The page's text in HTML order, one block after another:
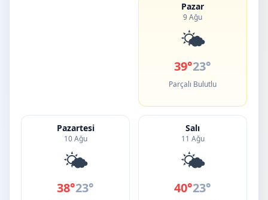
Pazar
9 Ağu
🌤️
39°23°
Parçalı Bulutlu
Pazartesi
10 Ağu
🌤️
38°23°
Salı
11 Ağu
🌤️
40°23°